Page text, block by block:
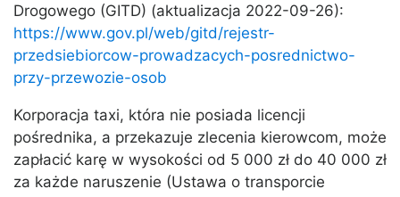
Drogowego (GITD) (aktualizacja 2022-09-26):
https://www.gov.pl/web/gitd/rejestr-
przedsiebiorcow-prowadzacych-posrednictwo-
przy-przewozie-osob
Korporacja taxi, która nie posiada licencji
pośrednika, a przekazuje zlecenia kierowcom, może
zapłacić karę w wysokości od 5 000 zł do 40 000 zł
za każde naruszenie (Ustawa o transporcie